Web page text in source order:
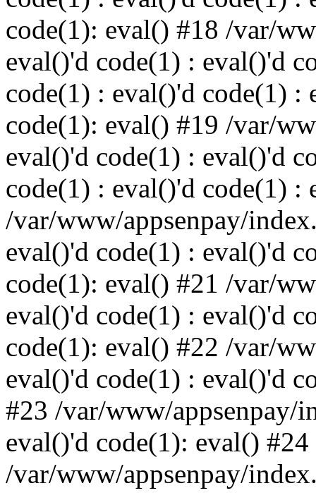
code(1): eval() #18 /var/
eval()'d code(1) : eval()'d
code(1) : eval()'d code(1) :
code(1): eval() #19 /var/
eval()'d code(1) : eval()'d
code(1) : eval()'d code(1) :
/var/www/appsenpay/
eval()'d code(1) : eval()'d
code(1): eval() #21 /var/
eval()'d code(1) : eval()'d
code(1): eval() #22 /var/
eval()'d code(1) : eval()'d
#23 /var/www/appsenpay/
eval()'d code(1): eval() #24
/var/www/appsenpay/